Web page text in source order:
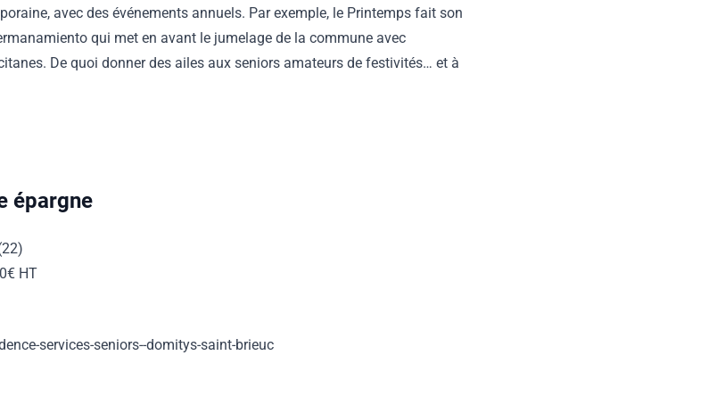
avec des événements annuels. Par exemple, le Printemps fait son
qui met en avant le jumelage de la commune avec
De quoi donner des ailes aux seniors amateurs de festivités… et à
épargne
HT